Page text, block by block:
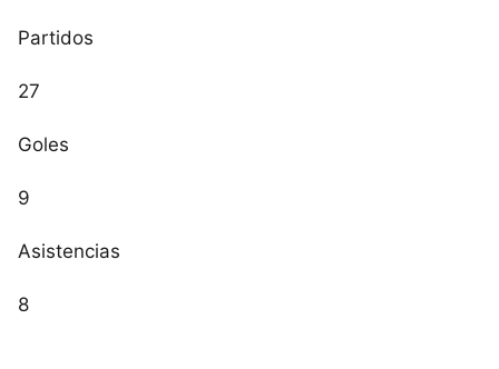
Partidos
27
Goles
9
Asistencias
8